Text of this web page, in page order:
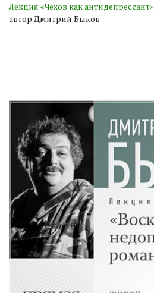
Лекция «Чехов как антидепрессант»
автор Дмитрий Быков